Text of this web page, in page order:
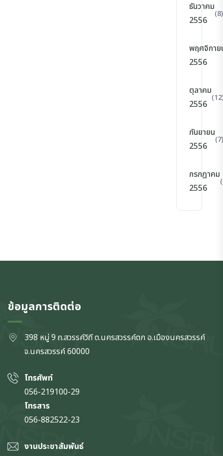
ธันวาคม
2556
(8)
พฤศจิกาย
2556
ตุลาคม
2556
กันยายน
2556
(7)
กรกฎาคม
2556
ข้อมูลการติดต่อ
398 หมู่ 9 ถ.สวรรค์วิถี ต.นครสวรรค์ตก อ.เมืองนครสวรรค์
จ.นครสวรรค์60000
โทรศัพท์
056-219100-29
โทรสาร
056-882522-23
งานประชาสัมพันธ์